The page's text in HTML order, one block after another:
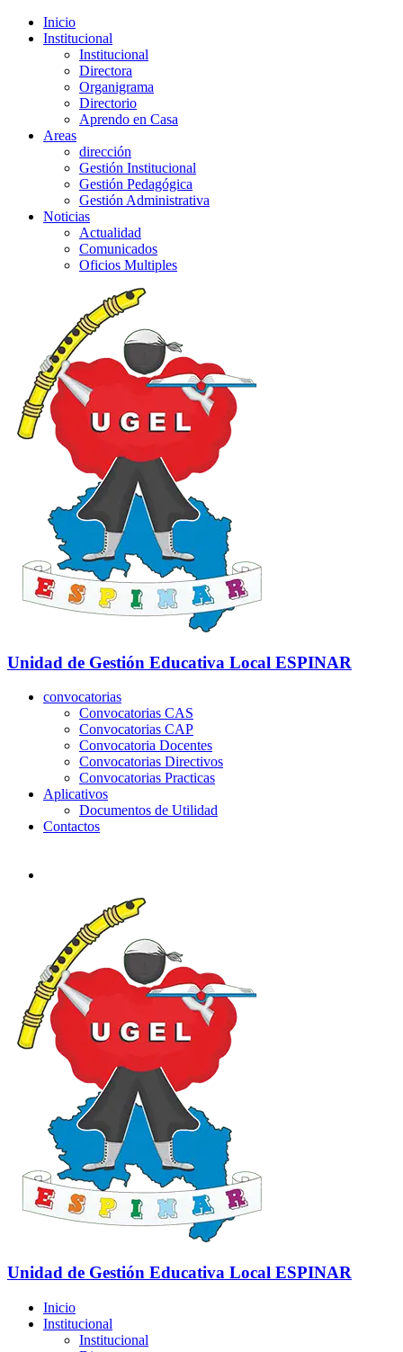
Inicio
Institucional
Institucional
Directora
Organigrama
Directorio
Aprendo en Casa
Areas
dirección
Gestión Institucional
Gestión Pedagógica
Gestión Administrativa
Noticias
Actualidad
Comunicados
Oficios Multiples
Unidad de Gestión Educativa Local ESPINAR
convocatorias
Convocatorias CAS
Convocatorias CAP
Convocatoria Docentes
Convocatorias Directivos
Convocatorias Practicas
Aplicativos
Documentos de Utilidad
Contactos
Unidad de Gestión Educativa Local ESPINAR
Inicio
Institucional
Institucional